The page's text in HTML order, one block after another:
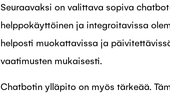
Seuraavaksi on valittava sopiva
helppokäyttöinen ja integroitavissa
helposti muokattavissa ja
vaatimusten mukaisesti.
Chatbotin ylläpito on myös tärkeää.